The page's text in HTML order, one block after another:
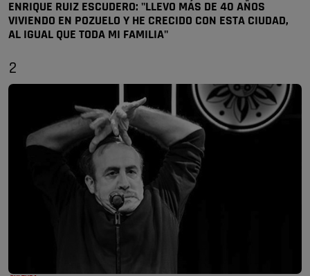
ENRIQUE RUIZ ESCUDERO: "LLEVO MÁS DE 40 AÑOS
VIVIENDO EN POZUELO Y HE CRECIDO CON ESTA CIUDAD,
AL IGUAL QUE TODA MI FAMILIA"
2